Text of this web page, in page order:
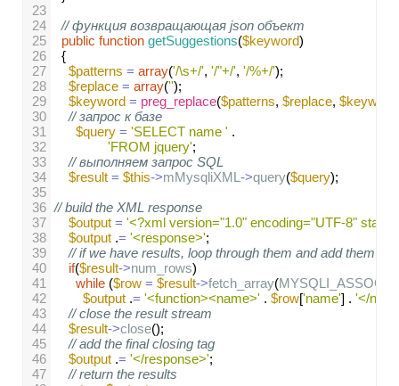
23
24
// функция возвращающая json объект
25
public function getSuggestions($keyword)
26
  {
27
$patterns = array('/\s+/', '/"+/', '/%+/');
28
$replace = array('');
29
$keyword = preg_replace($patterns, $replace, $keyword
30
// запрос к базе
31
$query = 'SELECT name ' .
32
'FROM jquery';
33
// выполняем запрос SQL
34
$result = $this->mMysqliXML ->query($query);
35
36 // build the XML response
37
$output = '<?xml version="1.0" encoding="UTF-8"
38
$output .= '<response>';
39
// if we have results, loop through them and add them to
40
if($result->num_rows)
41
while ($row = $result->fetch_array(MYSQLI_ASSOC
42
$output .= '<function><name>' . $row['name'] . '</
43
// close the result stream
44
$result->close();
45
// add the final closing tag
46
$output .= '</response>';
47
// return the results